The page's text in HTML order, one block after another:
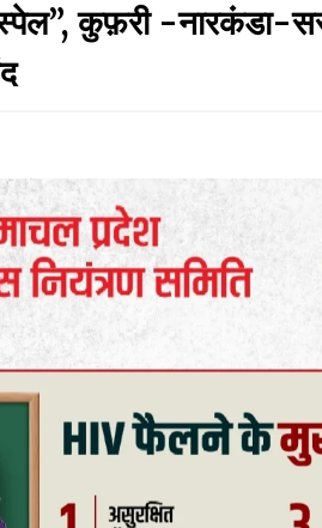
राज्यपाल CM व कुलदीप
हमीरपुर के बड़सर में मनाया
दिवस समारोह, CM
कुफ़री -नारकंडा-